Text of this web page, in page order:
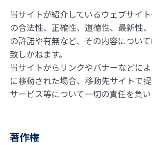
当サイトが紹介しているウェブサイ
の合法性、正確性、道徳性、最新性
の許諾や有無など、その内容につい
致しかねます。
当サイトからリンクやバナーなどに
に移動された場合、移動先サイトで提
サービス等について一切の責任を負い
著作権